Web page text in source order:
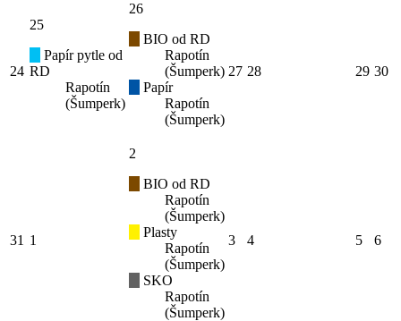
24
25
Papír pytle od
RD
Rapotín
(Šumperk)
26
BIO od RD
Rapotín
(Šumperk)
Papír
Rapotín
(Šumperk)
27 28 29 30
31 1
2
BIO od RD
Rapotín
(Šumperk)
Plasty
Rapotín
(Šumperk)
SKO
Rapotín
(Šumperk)
3 4 5 6